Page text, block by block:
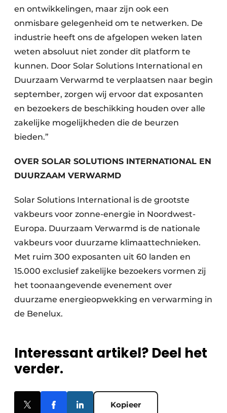
en ontwikkelingen, maar zijn ook een
onmisbare gelegenheid om te netwerken. De
industrie heeft ons de afgelopen weken laten
weten absoluut niet zonder dit platform te
kunnen. Door Solar Solutions International en
Duurzaam Verwarmd te verplaatsen naar begin
september, zorgen wij ervoor dat exposanten
en bezoekers de beschikking houden over alle
zakelijke mogelijkheden die de beurzen
bieden.”
OVER SOLAR SOLUTIONS INTERNATIONAL EN
DUURZAAM VERWARMD
Solar Solutions International is de grootste
vakbeurs voor zonne-energie in Noordwest-
Europa. Duurzaam Verwarmd is de nationale
vakbeurs voor duurzame klimaattechnieken.
Met ruim 300 exposanten uit 60 landen en
15.000 exclusief zakelijke bezoekers vormen zij
het toonaangevende evenement over
duurzame energieopwekking en verwarming in
de Benelux.
Interessant artikel? Deel het
verder.
Kopieer